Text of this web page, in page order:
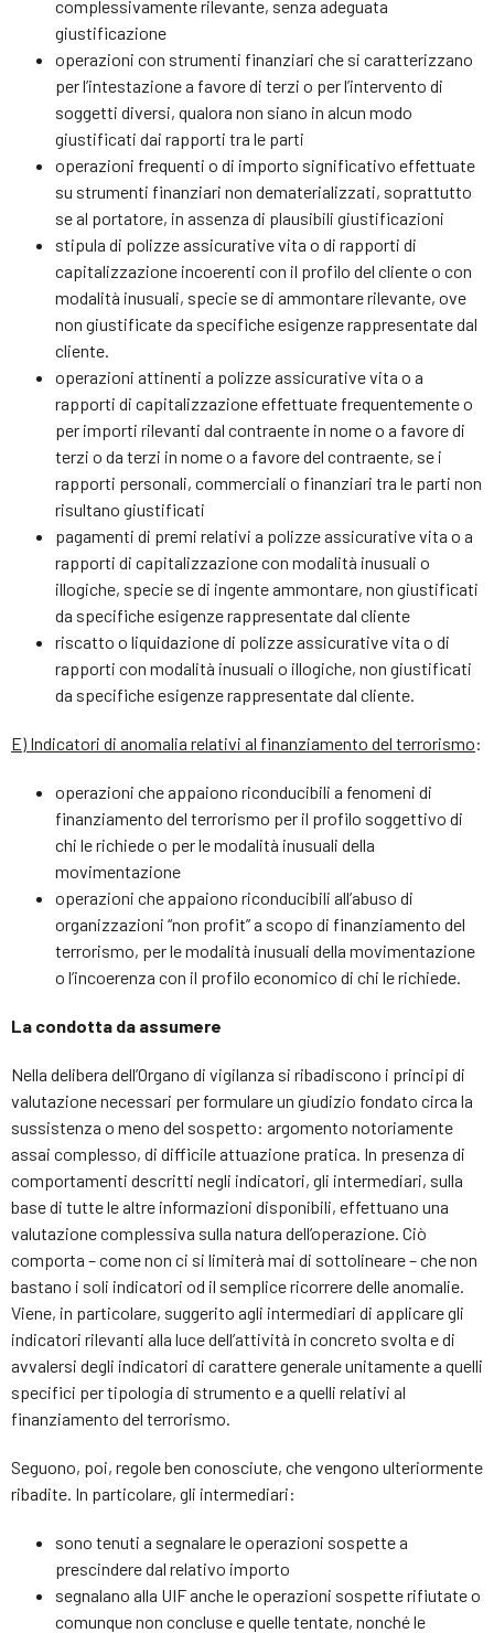
complessivamente rilevante, senza adeguata
giustificazione
operazioni con strumenti finanziari che si caratterizzano
per l’intestazione a favore di terzi o per l’intervento di
soggetti diversi, qualora non siano in alcun modo
giustificati dai rapporti tra le parti
operazioni frequenti o di importo significativo effettuate
su strumenti finanziari non dematerializzati, soprattutto
se al portatore, in assenza di plausibili giustificazioni
stipula di polizze assicurative vita o di rapporti di
capitalizzazione incoerenti con il profilo del cliente o con
modalità inusuali, specie se di ammontare rilevante, ove
non giustificate da specifiche esigenze rappresentate dal
cliente.
operazioni attinenti a polizze assicurative vita o a
rapporti di capitalizzazione effettuate frequentemente o
per importi rilevanti dal contraente in nome o a favore di
terzi o da terzi in nome o a favore del contraente, se i
rapporti personali, commerciali o finanziari tra le parti non
risultano giustificati
pagamenti di premi relativi a polizze assicurative vita o a
rapporti di capitalizzazione con modalità inusuali o
illogiche, specie se di ingente ammontare, non giustificati
da specifiche esigenze rappresentate dal cliente
riscatto o liquidazione di polizze assicurative vita o di
rapporti con modalità inusuali o illogiche, non giustificati
da specifiche esigenze rappresentate dal cliente.
E) Indicatori di anomalia relativi al finanziamento del terrorismo:
operazioni che appaiono riconducibili a fenomeni di
finanziamento del terrorismo per il profilo soggettivo di
chi le richiede o per le modalità inusuali della
movimentazione
operazioni che appaiono riconducibili all’abuso di
organizzazioni “non profit” a scopo di finanziamento del
terrorismo, per le modalità inusuali della movimentazione
o l’incoerenza con il profilo economico di chi le richiede.
La condotta da assumere
Nella delibera dell’Organo di vigilanza si ribadiscono i principi di
valutazione necessari per formulare un giudizio fondato circa la
sussistenza o meno del sospetto: argomento notoriamente
assai complesso, di difficile attuazione pratica. In presenza di
comportamenti descritti negli indicatori, gli intermediari, sulla
base di tutte le altre informazioni disponibili, effettuano una
valutazione complessiva sulla natura dell’operazione. Ciò
comporta – come non ci si limiterà mai di sottolineare – che non
bastano i soli indicatori od il semplice ricorrere delle anomalie.
Viene, in particolare, suggerito agli intermediari di applicare gli
indicatori rilevanti alla luce dell’attività in concreto svolta e di
avvalersi degli indicatori di carattere generale unitamente a quelli
specifici per tipologia di strumento e a quelli relativi al
finanziamento del terrorismo.
Seguono, poi, regole ben conosciute, che vengono ulteriormente
ribadite. In particolare, gli intermediari:
sono tenuti a segnalare le operazioni sospette a
prescindere dal relativo importo
segnalano alla UIF anche le operazioni sospette rifiutate o
comunque non concluse e quelle tentate, nonché le